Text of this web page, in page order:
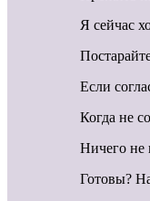
Я сейчас хочу
Постарайтесь
Если согласны:
Когда не
Ничего не
Готовы?